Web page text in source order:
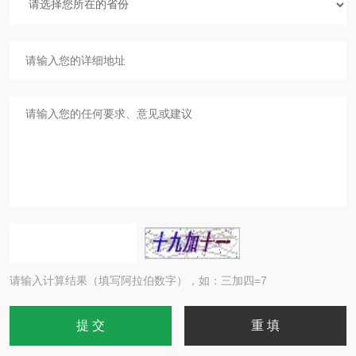
请输入计算结果（填写阿拉伯数字），如：三加四=7